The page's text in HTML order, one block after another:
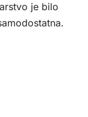
je bilo